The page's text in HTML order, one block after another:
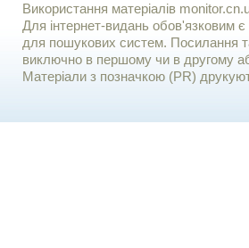
Використання матерiалiв
Для iнтернет-видань обов'язковим є
для пошукових систем. Посилання
виключно в першому чи в другому
Матеріали з позначкою (PR)